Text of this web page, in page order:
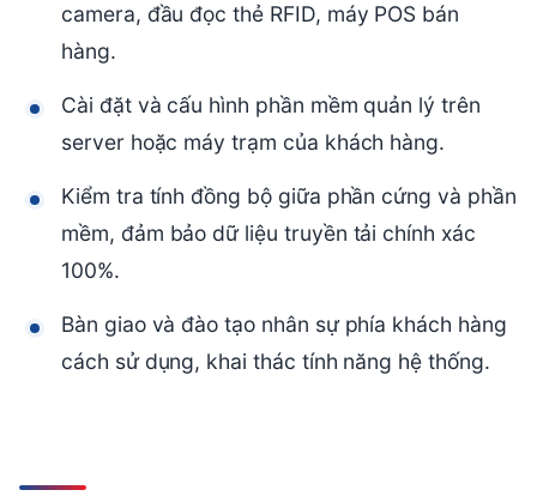
camera, đầu đọc thẻ RFID, máy POS bán
hàng.
Cài đặt và cấu hình phần mềm quản lý trên
server hoặc máy trạm của khách hàng.
Kiểm tra tính đồng bộ giữa phần cứng và phần
mềm, đảm bảo dữ liệu truyền tải chính xác
100%.
Bàn giao và đào tạo nhân sự phía khách hàng
cách sử dụng, khai thác tính năng hệ thống.